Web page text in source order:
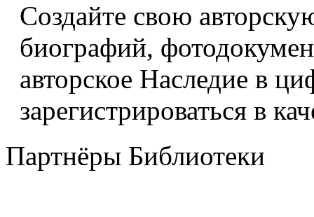
Создайте свою
биографий,
авторское Наследие в
зарегистрироваться в
Партнёры Библиотеки